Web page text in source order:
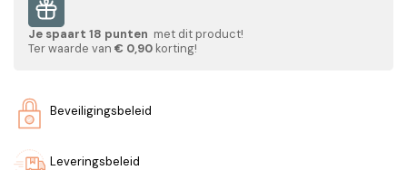
Je spaart 18 punten met dit product!
Ter waarde van € 0,90 korting!
Beveiligingsbeleid
Leveringsbeleid